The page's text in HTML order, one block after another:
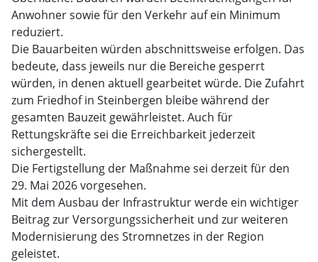
Anwohner sowie für den Verkehr auf ein Minimum
reduziert.
Die Bauarbeiten würden abschnittsweise erfolgen. Das
bedeute, dass jeweils nur die Bereiche gesperrt
würden, in denen aktuell gearbeitet würde. Die Zufahrt
zum Friedhof in Steinbergen bleibe während der
gesamten Bauzeit gewährleistet. Auch für
Rettungskräfte sei die Erreichbarkeit jederzeit
sichergestellt.
Die Fertigstellung der Maßnahme sei derzeit für den
29. Mai 2026 vorgesehen.
Mit dem Ausbau der Infrastruktur werde ein wichtiger
Beitrag zur Versorgungssicherheit und zur weiteren
Modernisierung des Stromnetzes in der Region
geleistet.